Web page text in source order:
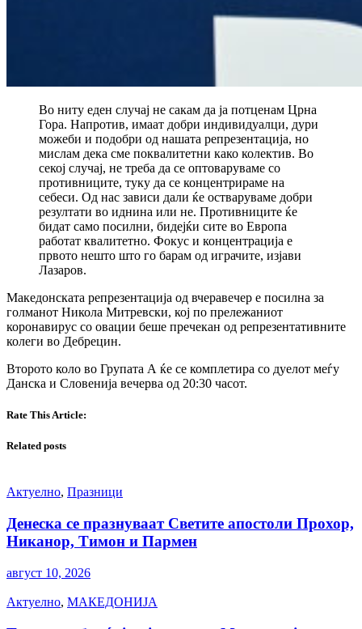
Во ниту еден случај не сакам да ја потценам Црна
Гора. Напротив, имаат добри индивидуалци, дури
можеби и подобри од нашата репрезентација, но
мислам дека сме поквалитетни како колектив. Во
секој случај, не треба да се оптоваруваме со
противниците, туку да се концентрираме на
себеси. Од нас зависи дали ќе остваруваме добри
резултати во иднина или не. Противниците ќе
бидат само посилни, бидејќи сите во Европа
работат квалитетно. Фокус и концентрација е
првото нешто што го барам од играчите, изјави
Лазаров.
Македонската репрезентација од вчеравечер е посилна за
голманот Никола Митревски, кој по прележаниот
коронавирус со овации беше пречекан од репрезентативните
колеги во Дебрецин.
Второто коло во Групата А ќе се комплетира со дуелот меѓу
Данска и Словенија вечерва од 20:30 часот.
Rate This Article:
Related posts
Актуелно, Празници
Денеска се празнуваат Светите апостоли Прохор,
Никанор, Тимон и Пармен
август 10, 2026
Актуелно, МАКЕДОНИЈА